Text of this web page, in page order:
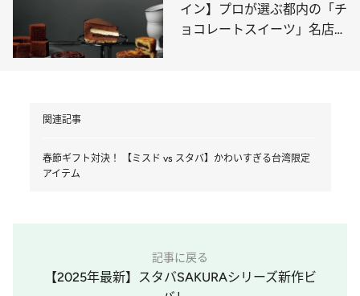
イン】プロが選ぶ都内の「チ
ョコレートスイーツ」名店4
関連記事
春節ギフト対決！ 【ミスド vs スタバ】かわいすぎる台湾限定
アイテム
記事に戻る
【2025年最新】スタバSAKURAシリーズ新作ビ